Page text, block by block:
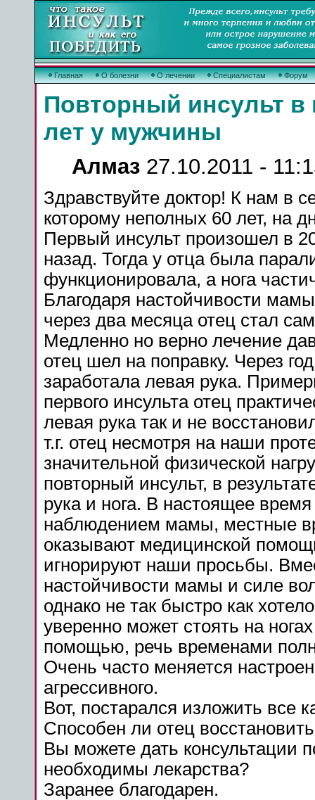
Главная О болезни О лечении Специалистам Форум
Повторный инсульт в
лет у мужчины
Алмаз 27.10.2011 -
Здравствуйте доктор! К нам в
которому неполных 60 лет, на
Первый инсульт произошел в
назад. Тогдау отцабыла
функционировала, а нога
Благодаря настойчивости
через два месяца отец стал
Медленно но верно лечение
отец шел на поправку. Через
заработала левая рука.
первого инсульта отец
левая рукатак и не
т.г. отец несмотря на наши
значительной физической
повторный инсульт, в
рукаи нога. В настоящее время
наблюдением мамы, местные
оказывают медицинской
игнорируют наши просьбы.
настойчивости мамы и силе
однако не так быстро как
уверенно может стоять на ногах
помощью, речь временами
Очень часто меняется
агрессивного.
Вот, постарался изложить все
Способен ли отец
Вы можете дать консультации
необходимы лекарства?
Заранее благодарен.